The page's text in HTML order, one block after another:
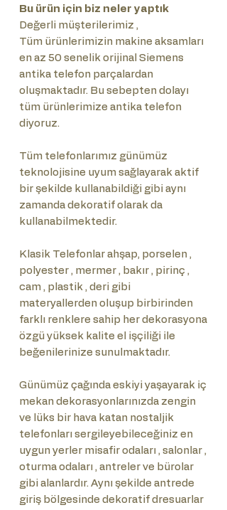
Bu ürün için biz neler yaptık
Değerli müşterilerimiz ,
Tüm ürünlerimizin makine aksamları
en az 50 senelik orijinal Siemens
antika telefon parçalardan
oluşmaktadır. Bu sebepten dolayı
tüm ürünlerimize antika telefon
diyoruz.
Tüm telefonlarımız günümüz
teknolojisine uyum sağlayarak aktif
bir şekilde kullanabildiği gibi aynı
zamanda dekoratif olarak da
kullanabilmektedir.
Klasik Telefonlar ahşap, porselen ,
polyester , mermer , bakır , pirinç ,
cam , plastik , deri gibi
materyallerden oluşup birbirinden
farklı renklere sahip her dekorasyona
özgü yüksek kalite el işçiliği ile
beğenilerinize sunulmaktadır.
Günümüz çağında eskiyi yaşayarak iç
mekan dekorasyonlarınızda zengin
ve lüks bir hava katan nostaljik
telefonları sergileyebileceğiniz en
uygun yerler misafir odaları , salonlar ,
oturma odaları , antreler ve bürolar
gibi alanlardır. Aynı şekilde antrede
giriş bölgesinde dekoratif dresuarlar